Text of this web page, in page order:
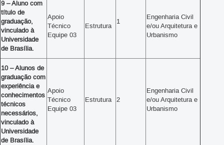
9 – Aluno com
título de
graduação,
vinculado à
Universidade
de Brasília.
Apoio
Técnico
Equipe 03
Estrutura
1
Engenharia Civil
e/ou Arquitetura e
Urbanismo
10 – Alunos de
graduação com
experiência e
conhecimentos
técnicos
necessários,
vinculado à
Universidade
de Brasília.
Apoio
Técnico
Equipe 03
Estrutura 2
Engenharia Civil
e/ou Arquitetura e
Urbanismo